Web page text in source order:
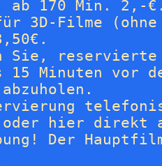
ab 170 Min. 2,-
3D-Filme
Sie, reservierte
15 Minuten vor
oder hier direkt
Der